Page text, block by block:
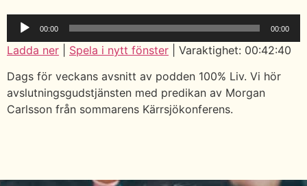
Ljudspelare
00:00 00:00
Ladda ner Spela i nytt fönster
Varaktighet: 00:42:40
Dags för veckans avsnitt av podden 100% Liv. Vi hör
avslutningsgudstjänsten med predikan av Morgan
Carlsson från sommarens Kärrsjökonferens.